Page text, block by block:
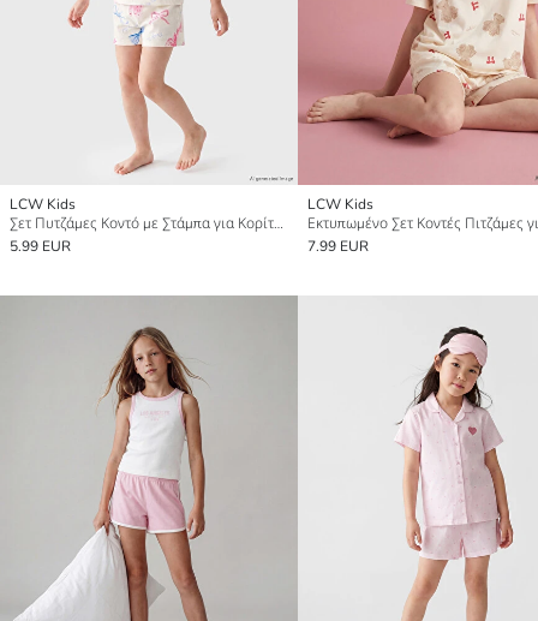
LCW Kids
Σετ Πυτζάμες Κοντό με Στάμπα για Κορίτσια με Στρογγυλή Λαιμόκοψη
5.99 EUR
LCW Kids
7.99 EUR